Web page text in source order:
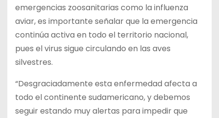
emergencias zoosanitarias como la influenza
aviar, es importante señalar que la emergencia
continúa activa en todo el territorio nacional,
pues el virus sigue circulando en las aves
silvestres.
“Desgraciadamente esta enfermedad afecta a
todo el continente sudamericano, y debemos
seguir estando muy alertas para impedir que